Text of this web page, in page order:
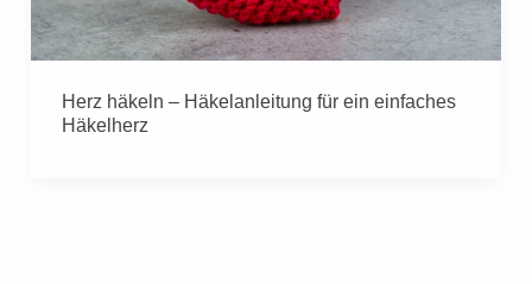
Herz häkeln – Häkelanleitung für ein einfaches
Häkelherz